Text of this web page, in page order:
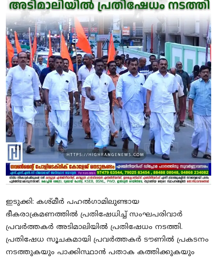
ACCIDENT
NEDUMKANDAM
ADIMALY
LOCAL NEWS
SPORTS
MURIKKASSERY
ഇടുക്കി: കശ്മീര്‍ പഹല്‍ഗാമിലുണ്ടായ
ഭീകരാക്രമണത്തില്‍ പ്രതിഷേധിച്ച് സംഘപരിവാര്‍
പ്രവര്‍ത്തകര്‍ അടിമാലിയില്‍ പ്രതിഷേധം നടത്തി.
പ്രതിഷേധ സൂചകമായി പ്രവര്‍ത്തകര്‍ ടൗണില്‍ പ്രകടനം
നടത്തുകയും പാക്കിസ്ഥാന്‍ പതാക കത്തിക്കുകയും